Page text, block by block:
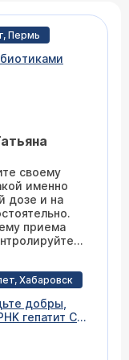
Пермь
своему
именно
дозе и на
приема
о них
Хабаровск
добры,
гепатит С
?